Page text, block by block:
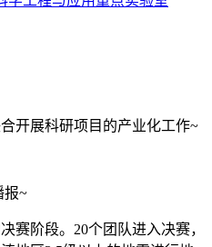
开展科研项目的产业化工作~
报~
赛阶段。20个团队进入决赛，